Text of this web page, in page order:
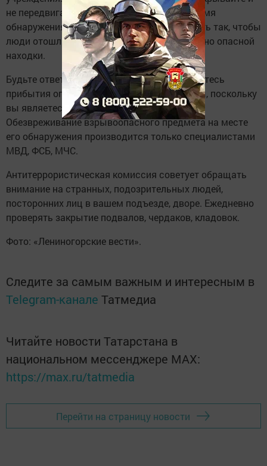
не передвигайте находку, зафиксируйте время
обнаружения находки, постарайтесь сделать так, чтобы
люди отошли как можно дальше от возможно опасной
находки.
Будьте ответственным: обязательно дождитесь
прибытия оперативно-следственной группы, поскольку
вы являетесь самым важным очевидцем.
Обезвреживание взрывоопасного предмета на месте
его обнаружения производится только специалистами
МВД, ФСБ, МЧС.
Антитеррористическая комиссия советует обращать
внимание на странных, подозрительных людей,
посторонних лиц в вашем подъезде, дворе. Ежедневно
проверять закрытие подвалов, чердаков, кладовок.
Фото: «Лениногорские вести».
Следите за самым важным и интересным в
Telegram-канале Татмедиа
Читайте новости Татарстана в
национальном мессенджере MАХ:
https://max.ru/tatmedia
Перейти на страницу новости